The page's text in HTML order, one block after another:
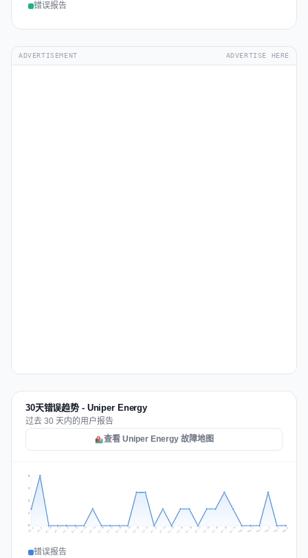
错误报告
ADVERTISEMENT ADVERTISE HERE
30天错误趋势 - Uniper Energy
过去 30 天内的用户报告
查看 Uniper Energy 故障地图
1
2
2
3
Jul 8 Jul 9 Jul 10 Jul 11 Jul 12 Jul 13 Jul 14 Jul 15 Jul 16 Jul 17 Jul 18 Jul 19 Jul 20 Jul 21 Jul 22 Jul 23 Jul 24 Jul 25 Jul 26 Jul 27 Jul 28 Jul 29 Jul 30 Jul 31 Aug 1 Aug 2 Aug 3 Aug 4 Aug 5 Aug 6
错误报告